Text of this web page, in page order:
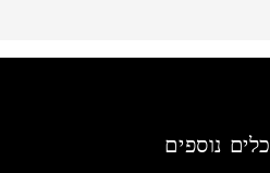
כלים נוספים